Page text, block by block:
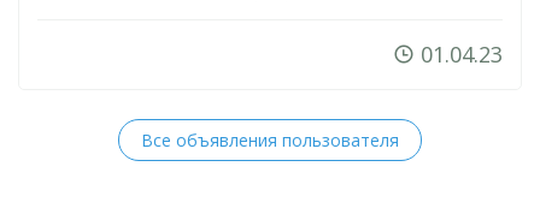
01.04.23
Все объявления пользователя